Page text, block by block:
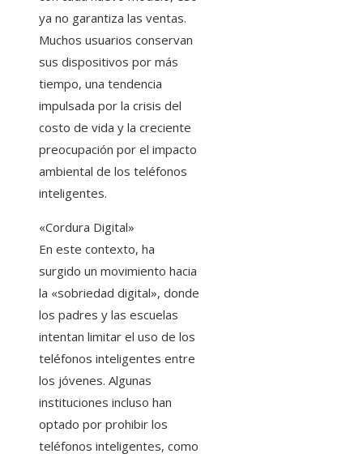
ya no garantiza las ventas.
Muchos usuarios conservan
sus dispositivos por más
tiempo, una tendencia
impulsada por la crisis del
costo de vida y la creciente
preocupación por el impacto
ambiental de los teléfonos
inteligentes.
«Cordura Digital»
En este contexto, ha
surgido un movimiento hacia
la «sobriedad digital», donde
los padres y las escuelas
intentan limitar el uso de los
teléfonos inteligentes entre
los jóvenes. Algunas
instituciones incluso han
optado por prohibir los
teléfonos inteligentes, como